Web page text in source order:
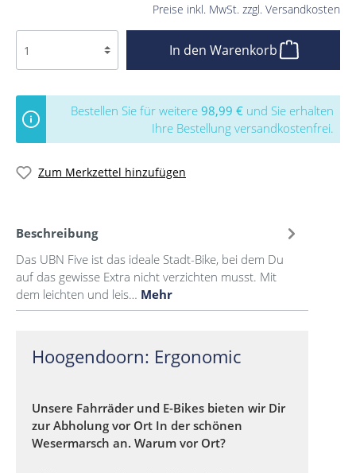
Preise inkl. MwSt. zzgl. Versandkosten
In den Warenkorb
Bestellen Sie für weitere 98,99 € und Sie erhalten
Ihre Bestellung versandkostenfrei.
Zum Merkzettel hinzufügen
Beschreibung
Das UBN Five ist das ideale Stadt-Bike, bei dem Du
auf das gewisse Extra nicht verzichten musst. Mit
dem leichten und leis… Mehr
Hoogendoorn: Ergonomic
Unsere Fahrräder und E-Bikes bieten wir Dir
zur Abholung vor Ort In der schönen
Wesermarsch an. Warum vor Ort?